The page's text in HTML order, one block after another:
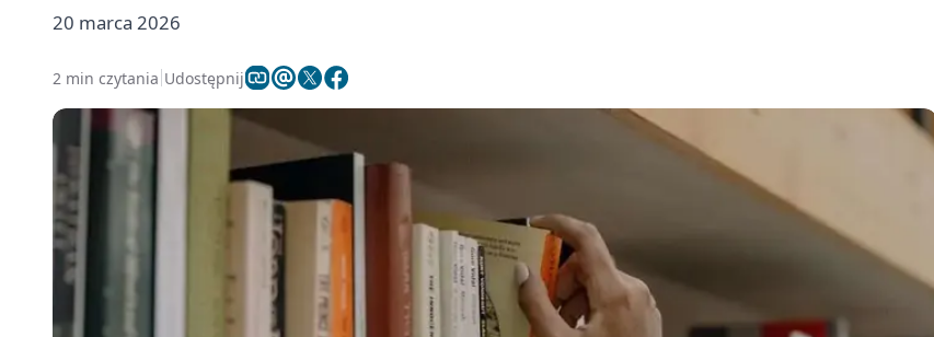
20 marca 2026
2 min czytania Udostępnij